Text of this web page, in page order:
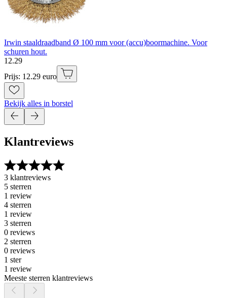
Irwin staaldraadband Ø 100 mm voor (accu)boormachine. Voor
schuren hout.
12.29
Prijs: 12.29 euro
Bekijk alles in borstel
Klantreviews
3 klantreviews
5 sterren
1 review
4 sterren
1 review
3 sterren
0 reviews
2 sterren
0 reviews
1 ster
1 review
Meeste sterren klantreviews